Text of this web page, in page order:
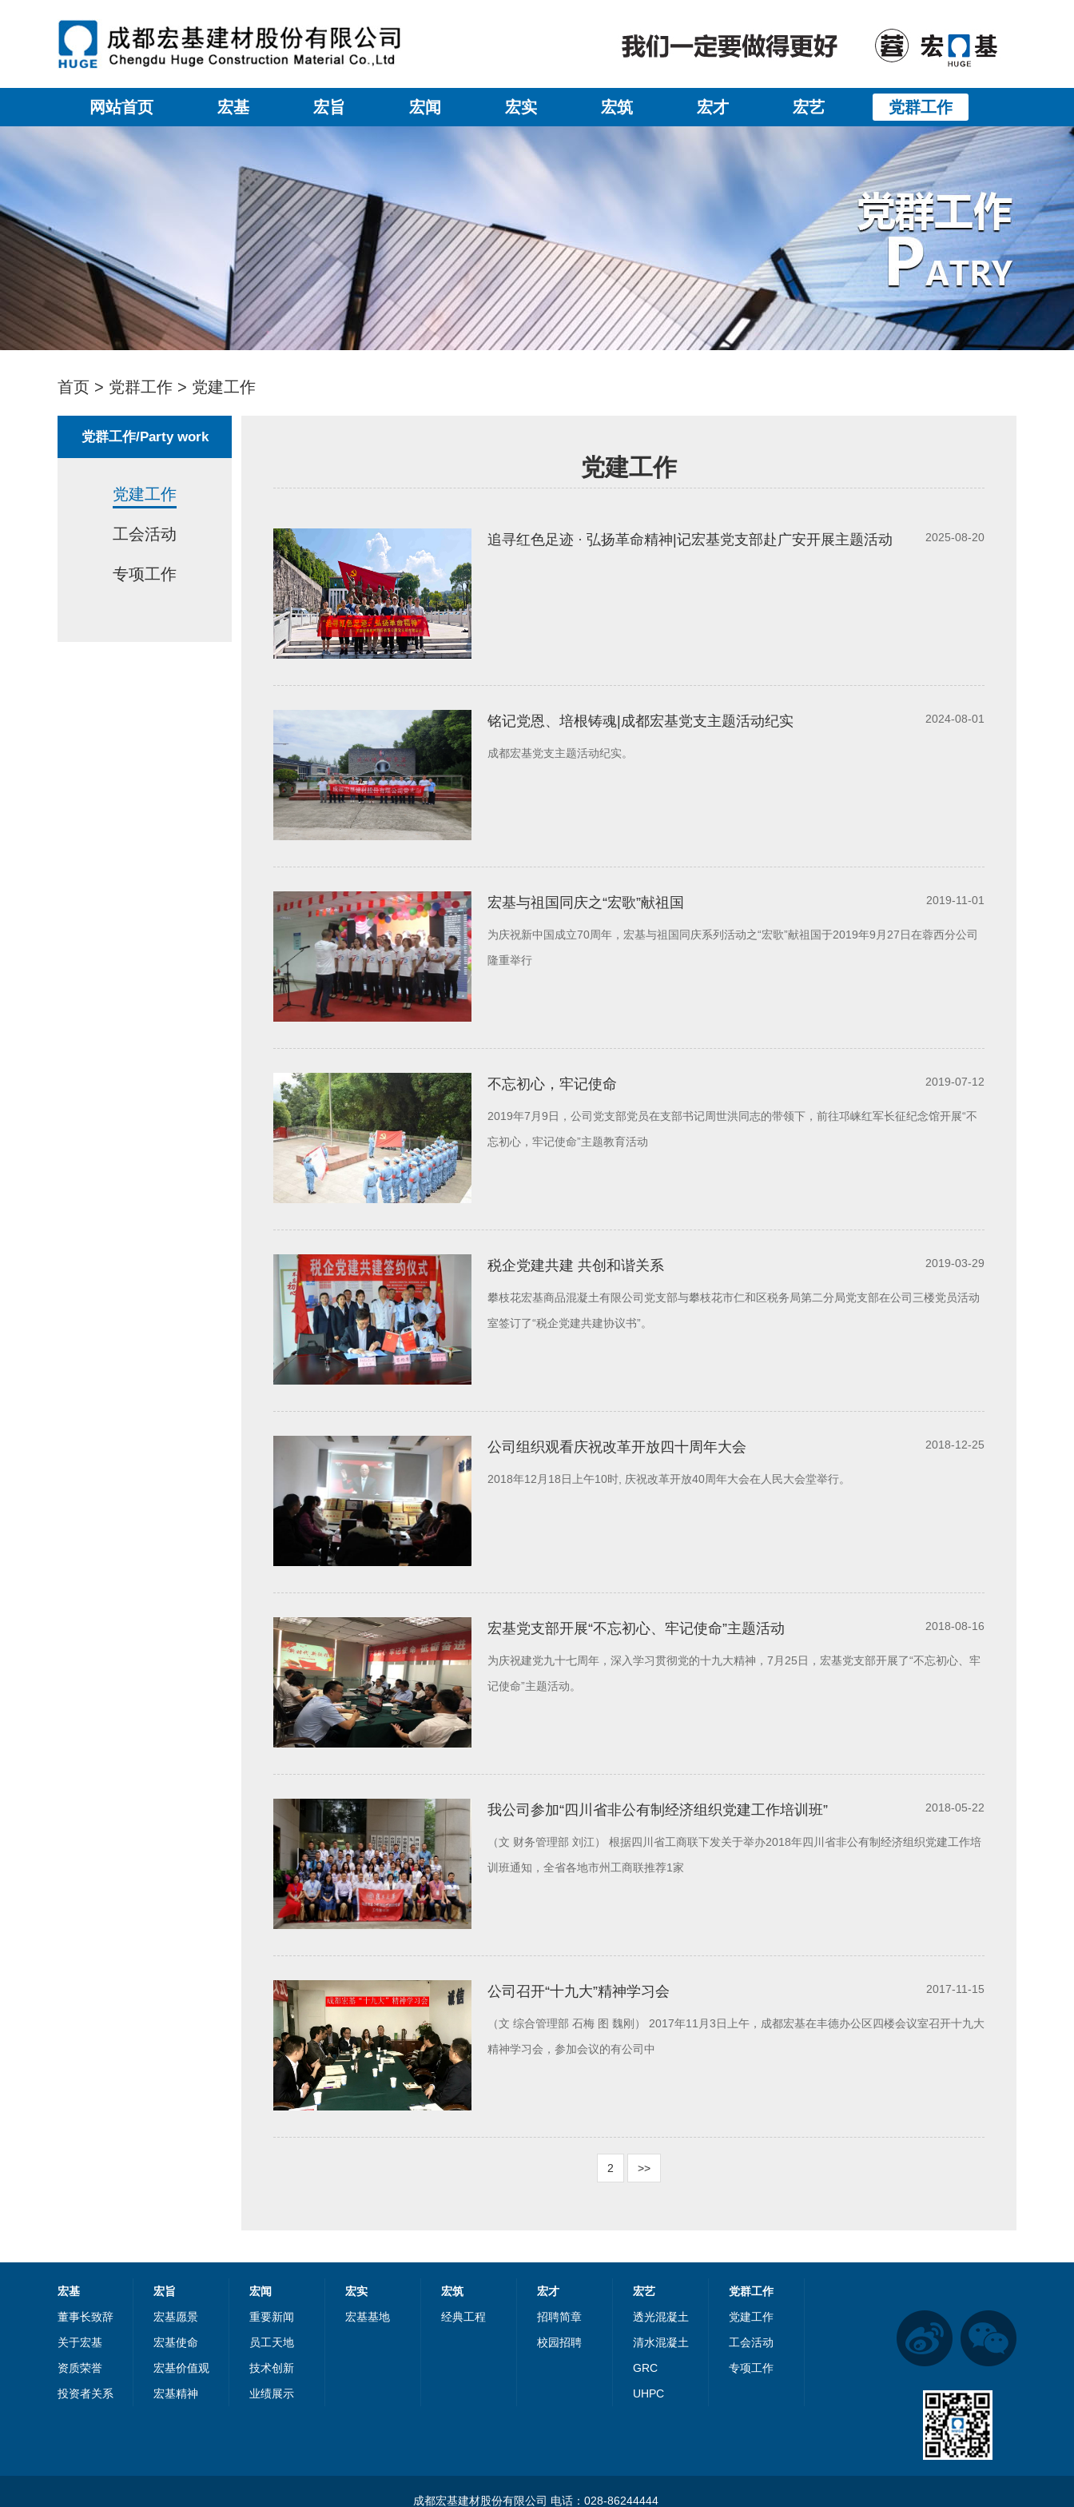
网站首页 宏基 宏旨 宏闻 宏实 宏筑 宏才 宏艺 党群工作
首页 > 党群工作 > 党建工作
党群工作/Party work
党建工作
工会活动
专项工作
党建工作
2025-08-20
追寻红色足迹 · 弘扬革命精神|记宏基党支部赴广安开展主题活动
2024-08-01
铭记党恩、培根铸魂|成都宏基党支主题活动纪实
成都宏基党支主题活动纪实。
2019-11-01
宏基与祖国同庆之“宏歌”献祖国
为庆祝新中国成立70周年，宏基与祖国同庆系列活动之“宏歌”献祖国于2019年9月27日在蓉西分公司
隆重举行
2019-07-12
不忘初心，牢记使命
2019年7月9日，公司党支部党员在支部书记周世洪同志的带领下，前往邛崃红军长征纪念馆开展“不
忘初心，牢记使命”主题教育活动
2019-03-29
税企党建共建 共创和谐关系
攀枝花宏基商品混凝土有限公司党支部与攀枝花市仁和区税务局第二分局党支部在公司三楼党员活动
室签订了“税企党建共建协议书”。
2018-12-25
公司组织观看庆祝改革开放四十周年大会
2018年12月18日上午10时, 庆祝改革开放40周年大会在人民大会堂举行。
2018-08-16
宏基党支部开展“不忘初心、牢记使命”主题活动
为庆祝建党九十七周年，深入学习贯彻党的十九大精神，7月25日，宏基党支部开展了“不忘初心、牢
记使命”主题活动。
2018-05-22
我公司参加“四川省非公有制经济组织党建工作培训班”
（文 财务管理部 刘江） 根据四川省工商联下发关于举办2018年四川省非公有制经济组织党建工作培
训班通知，全省各地市州工商联推荐1家
2017-11-15
公司召开“十九大”精神学习会
（文 综合管理部 石梅 图 魏刚） 2017年11月3日上午，成都宏基在丰德办公区四楼会议室召开十九大
精神学习会，参加会议的有公司中
2 >>
宏基
董事长致辞
关于宏基
资质荣誉
投资者关系
宏旨
宏基愿景
宏基使命
宏基价值观
宏基精神
宏闻
重要新闻
员工天地
技术创新
业绩展示
宏实
宏基基地
宏筑
经典工程
宏才
招聘简章
校园招聘
宏艺
透光混凝土
清水混凝土
GRC
UHPC
项目案例
党群工作
党建工作
工会活动
专项工作
成都宏基建材股份有限公司 电话：028-86244444